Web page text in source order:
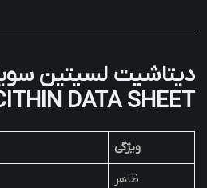
DATA SHEET)
ویژگی
ظاهر